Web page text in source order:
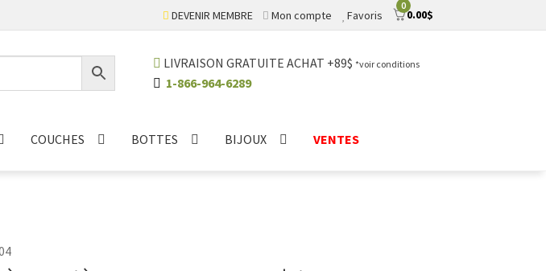
0
0.00$
DEVENIR MEMBRE Mon compte Favoris
LIVRAISON GRATUITE ACHAT +89$ *voir conditions
1-866-964-6289
COUCHES BOTTES BIJOUX VENTES